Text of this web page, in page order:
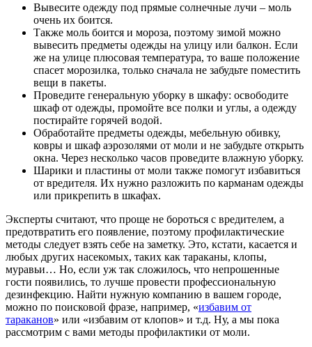
Вывесите одежду под прямые солнечные лучи – моль
очень их боится.
Также моль боится и мороза, поэтому зимой можно
вывесить предметы одежды на улицу или балкон. Если
же на улице плюсовая температура, то ваше положение
спасет морозилка, только сначала не забудьте поместить
вещи в пакеты.
Проведите генеральную уборку в шкафу: освободите
шкаф от одежды, промойте все полки и углы, а одежду
постирайте горячей водой.
Обработайте предметы одежды, мебельную обивку,
ковры и шкаф аэрозолями от моли и не забудьте открыть
окна. Через несколько часов проведите влажную уборку.
Шарики и пластины от моли также помогут избавиться
от вредителя. Их нужно разложить по карманам одежды
или прикрепить в шкафах.
Эксперты считают, что проще не бороться с вредителем, а
предотвратить его появление, поэтому профилактические
методы следует взять себе на заметку. Это, кстати, касается и
любых других насекомых, таких как тараканы, клопы,
муравьи… Но, если уж так сложилось, что непрошенные
гости появились, то лучше провести профессиональную
дезинфекцию. Найти нужную компанию в вашем городе,
можно по поисковой фразе, например, «избавим от
тараканов» или «избавим от клопов» и т.д. Ну, а мы пока
рассмотрим с вами методы профилактики от моли.